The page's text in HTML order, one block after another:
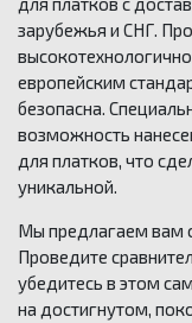
Пакеты с
Почтовая упаковка
Самоклеящиеся
Этикетки
Специальные
Картонная
зарубежья и СНГ.
европейским
безопасна.
возможность
для платков, что
уникальной.
Мы предлагаем вам
Проведите
убедитесь в этом
на достигнутом,